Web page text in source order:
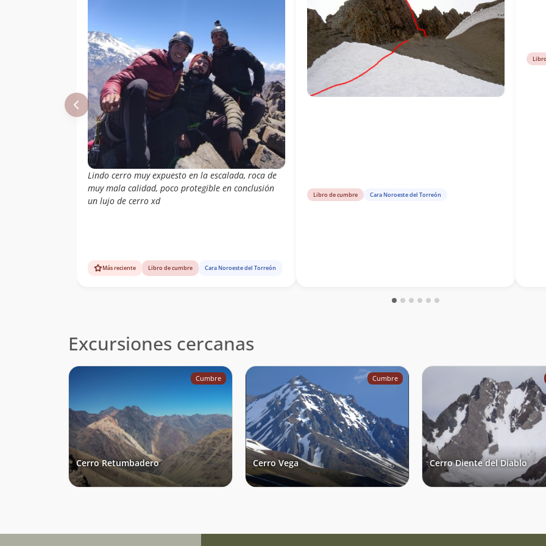
Lindo cerro muy expuesto en la escalada, roca de
muy mala calidad, poco protegible en conclusión
un lujo de cerro xd
Más reciente Libro de cumbre Cara Noroeste del Torreón
Libro de cumbre Cara Noroeste del Torreón
Excursiones cercanas
Cumbre
Cerro Retumbadero
Cumbre
Cerro Vega Cerro Diente del Diablo